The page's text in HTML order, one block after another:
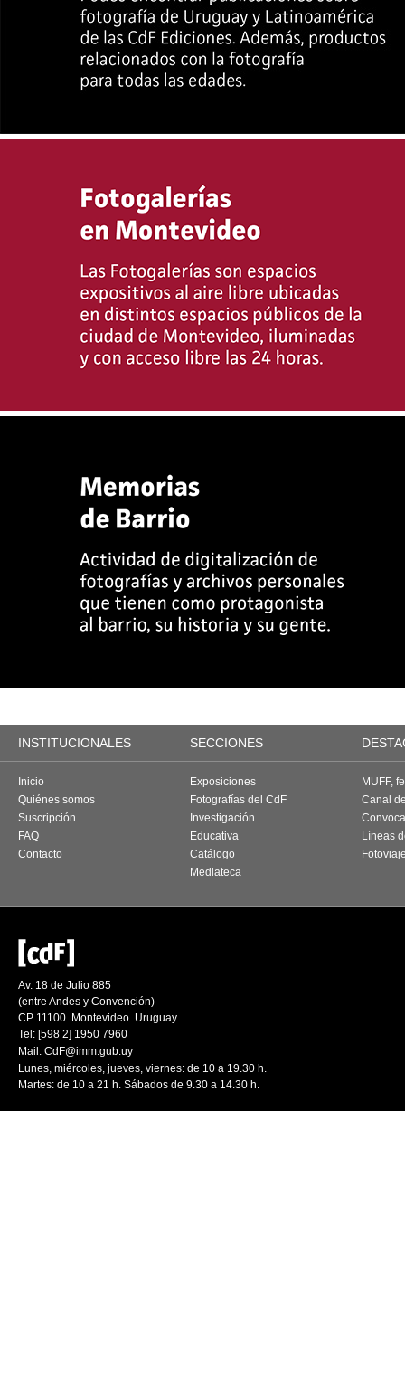
INSTITUCIONALES SECCIONES
Inicio
Quiénes somos
Suscripción
FAQ
Contacto
Exposiciones
Fotografías del CdF
Investigación
Educativa
Catálogo
Mediateca
MUFF,
Canal
Líneas
Av. 18 de Julio 885
(entre Andes y Convención)
CP 11100. Montevideo. Uruguay
Tel: [598 2] 1950 7960
Mail: CdF@imm.gub.uy
Lunes, miércoles, jueves, viernes: de 10 a 19.30 h.
Martes: de 10 a 21 h. Sábados de 9.30 a 14.30 h.